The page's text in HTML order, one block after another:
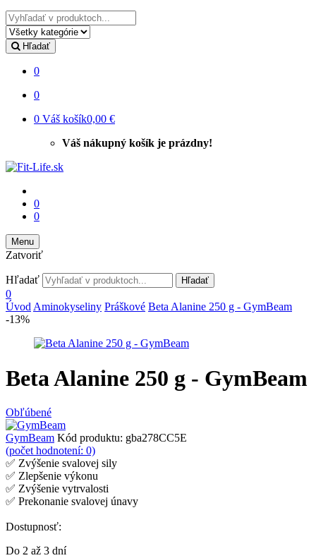
Hľadať
Hľadať
0
0
0 Váš košík0,00 €
Váš nákupný košík je prázdny!
0
0
Menu
Zatvoriť
Hľadať Hľadať
0
Úvod Aminokyseliny Práškové Beta Alanine 250 g - GymBeam
-13%
Beta Alanine 250 g - GymBeam
Obľúbené
GymBeam Kód produktu: gba278CC5E
(počet hodnotení: 0)
✅ Zvýšenie svalovej sily
✅ Zlepšenie výkonu
✅ Zvýšenie vytrvalosti
✅ Prekonanie svalovej únavy
Dostupnosť:
Do 2 až 3 dní